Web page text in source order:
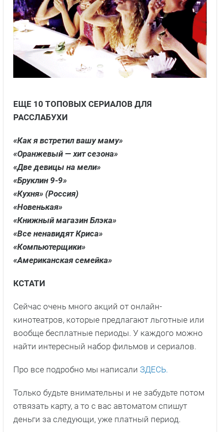
ЕЩЕ 10 ТОПОВЫХ СЕРИАЛОВ ДЛЯ
РАССЛАБУХИ
«Как я встретил вашу маму»
«Оранжевый — хит сезона»
«Две девицы на мели»
«Бруклин 9-9»
«Кухня» (Россия)
«Новенькая»
«Книжный магазин Блэка»
«Все ненавидят Криса»
«Компьютерщики»
«Американская семейка»
КСТАТИ
Сейчас очень много акций от онлайн-
кинотеатров, которые предлагают льготные или
вообще бесплатные периоды. У каждого можно
найти интересный набор фильмов и сериалов.
Про все подробно мы написали ЗДЕСЬ.
Только будьте внимательны и не забудьте потом
отвязать карту, а то с вас автоматом спишут
деньги за следующи, уже платный период.